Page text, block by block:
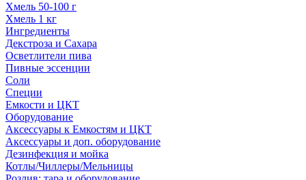
Хмель 50-100 г
Хмель 1 кг
Ингредиенты
Декстроза и Сахара
Осветлители пива
Пивные эссенции
Соли
Специи
Емкости и ЦКТ
Оборудование
Аксессуары к Емкостям и ЦКТ
Аксессуары и доп. оборудование
Дезинфекция и мойка
Котлы/Чиллеры/Мельницы